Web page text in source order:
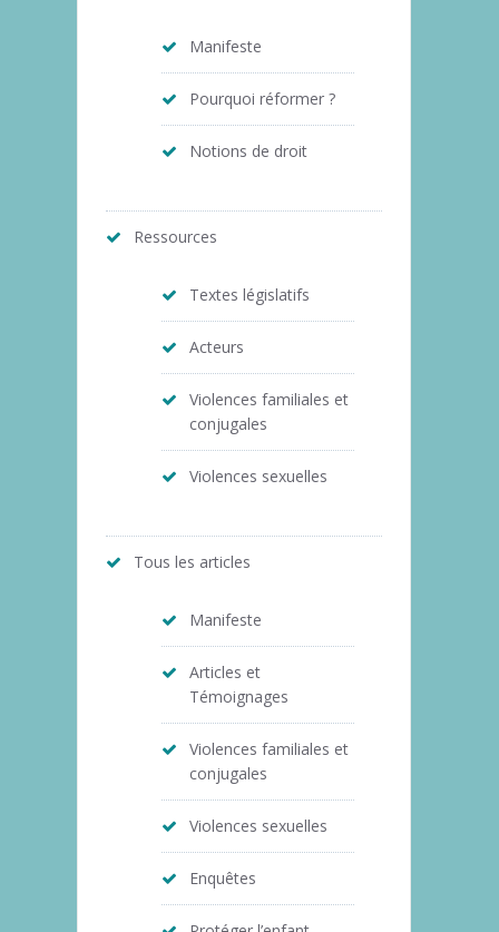
Manifeste
Pourquoi réformer ?
Notions de droit
Ressources
Textes législatifs
Acteurs
Violences familiales et
conjugales
Violences sexuelles
Tous les articles
Manifeste
Articles et
Témoignages
Violences familiales et
conjugales
Violences sexuelles
Enquêtes